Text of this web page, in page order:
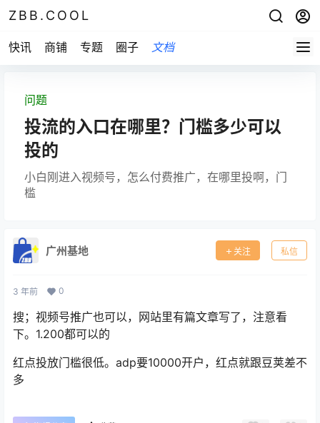
ZBB.COOL
快讯 商铺 专题 圈子 文档
问题
投流的入口在哪里？门槛多少可以
投的
小白刚进入视频号，怎么付费推广，在哪里投啊，门
槛
广州基地 关注 私信
3 年前 0
搜；视频号推广也可以，网站里有篇文章写了，注意看
下。1.200都可以的
红点投放门槛很低。adp要10000开户，红点就跟豆荚差不
多